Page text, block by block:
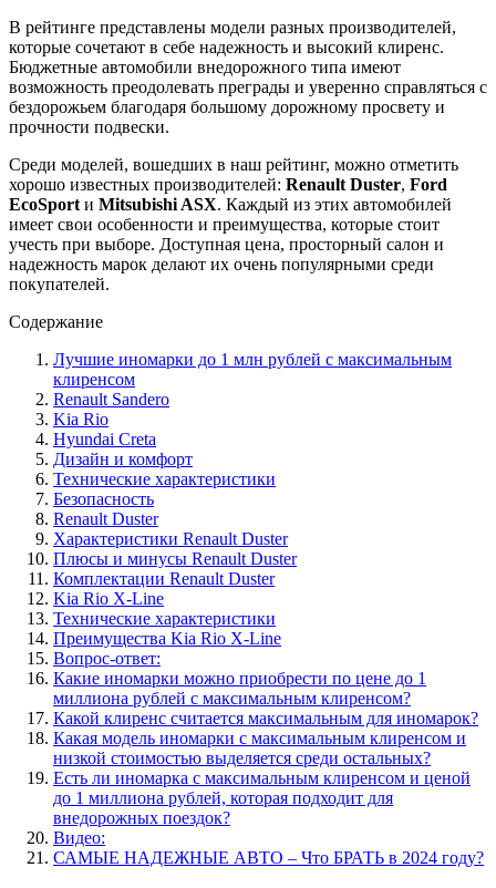
В рейтинге представлены модели разных производителей,
которые сочетают в себе надежность и высокий клиренс.
Бюджетные автомобили внедорожного типа имеют
возможность преодолевать преграды и уверенно справляться с
бездорожьем благодаря большому дорожному просвету и
прочности подвески.
Среди моделей, вошедших в наш рейтинг, можно отметить
хорошо известных производителей: Renault Duster, Ford
EcoSport и Mitsubishi ASX. Каждый из этих автомобилей
имеет свои особенности и преимущества, которые стоит
учесть при выборе. Доступная цена, просторный салон и
надежность марок делают их очень популярными среди
покупателей.
Содержание
Лучшие иномарки до 1 млн рублей с максимальным
клиренсом
Renault Sandero
Kia Rio
Hyundai Creta
Дизайн и комфорт
Технические характеристики
Безопасность
Renault Duster
Характеристики Renault Duster
Плюсы и минусы Renault Duster
Комплектации Renault Duster
Kia Rio X-Line
Технические характеристики
Преимущества Kia Rio X-Line
Вопрос-ответ:
Какие иномарки можно приобрести по цене до 1
миллиона рублей с максимальным клиренсом?
Какой клиренс считается максимальным для иномарок?
Какая модель иномарки с максимальным клиренсом и
низкой стоимостью выделяется среди остальных?
Есть ли иномарка с максимальным клиренсом и ценой
до 1 миллиона рублей, которая подходит для
внедорожных поездок?
Видео:
САМЫЕ НАДЕЖНЫЕ АВТО – Что БРАТЬ в 2024 году?